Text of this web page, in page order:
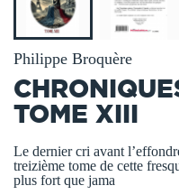
Philippe Broquère
TOME XIII
Le dernier cri avant
treizième tome de cette
plus fort que jama